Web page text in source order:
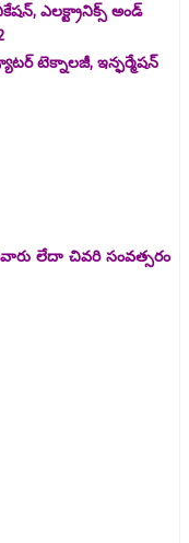
ఎలక్ట్రానిక్స్ అండ్
టెక్నాలజీ, ఇన్ఫర్మేషన్
లేదా చివరి సంవత్సరం